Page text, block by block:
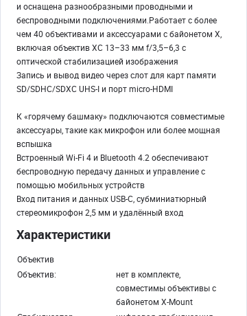
и оснащена разнообразными проводными и
беспроводными подключениями.Работает с более
чем 40 объективами и аксессуарами с байонетом X,
включая объектив XC 13–33 мм f/3,5–6,3 с
оптической стабилизацией изображения
Запись и вывод видео через слот для карт памяти
SD/SDHC/SDXC UHS-I и порт micro-HDMI
К «горячему башмаку» подключаются совместимые
аксессуары, такие как микрофон или более мощная
вспышка
Встроенный Wi-Fi 4 и Bluetooth 4.2 обеспечивают
беспроводную передачу данных и управление с
помощью мобильных устройств
Вход питания и данных USB-C, субминиатюрный
стереомикрофон 2,5 мм и удалённый вход
Характеристики
Объектив
Объектив:
нет в комплекте,
совместимы объективы с
байонетом X-Mount